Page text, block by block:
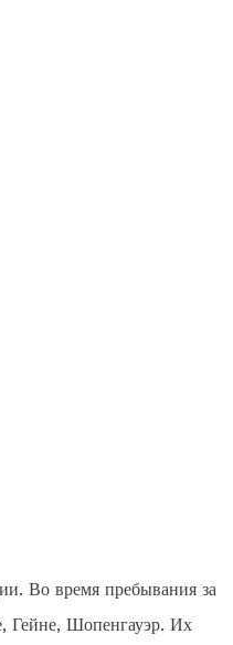
Во время пребывания за
Гейне, Шопенгауэр. Их